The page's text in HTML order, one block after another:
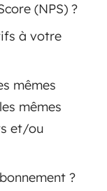
(NPS) ?
à votre
mêmes
mêmes
et/ou
?